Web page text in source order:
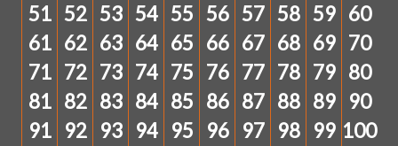
51 52 53 54 55 56 57 58 59 60
61 62 63 64 65 66 67 68 69 70
71 72 73 74 75 76 77 78 79 80
81 82 83 84 85 86 87 88 89
90
91
92 93 94 95 96 97 98 99 100